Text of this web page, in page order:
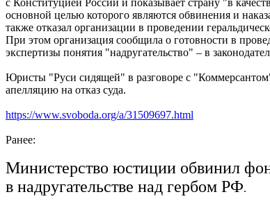
с Конституцией России и показывает страну "в
основной целью которого являются обвинения и
также отказал организации в проведении
При этом организация сообщила о готовности в
экспертизы понятия "надругательство" – в
Юристы "Руси сидящей" в разговоре с
апелляцию на отказ суда.
https://www.svoboda.org/a/31509697.html
Ранее:
Министерство юстиции обвинил
в надругательстве над гербом РФ.